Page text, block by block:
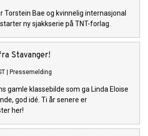
Torstein Bae og kvinnelig internasjonal
ny sjakkserie på TNT-forlag.
Stavanger!
| Pressemelding
gamle klassebilde som ga Linda Eloise
god idé. Ti år senere er
her!